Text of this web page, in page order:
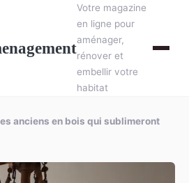
Votre magazine
en ligne pour
aménager,
rénover et
embellir votre
habitat
anciens en bois qui sublimeront